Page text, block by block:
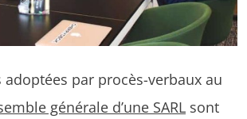
par procès-verbaux au
générale d’une SARL sont